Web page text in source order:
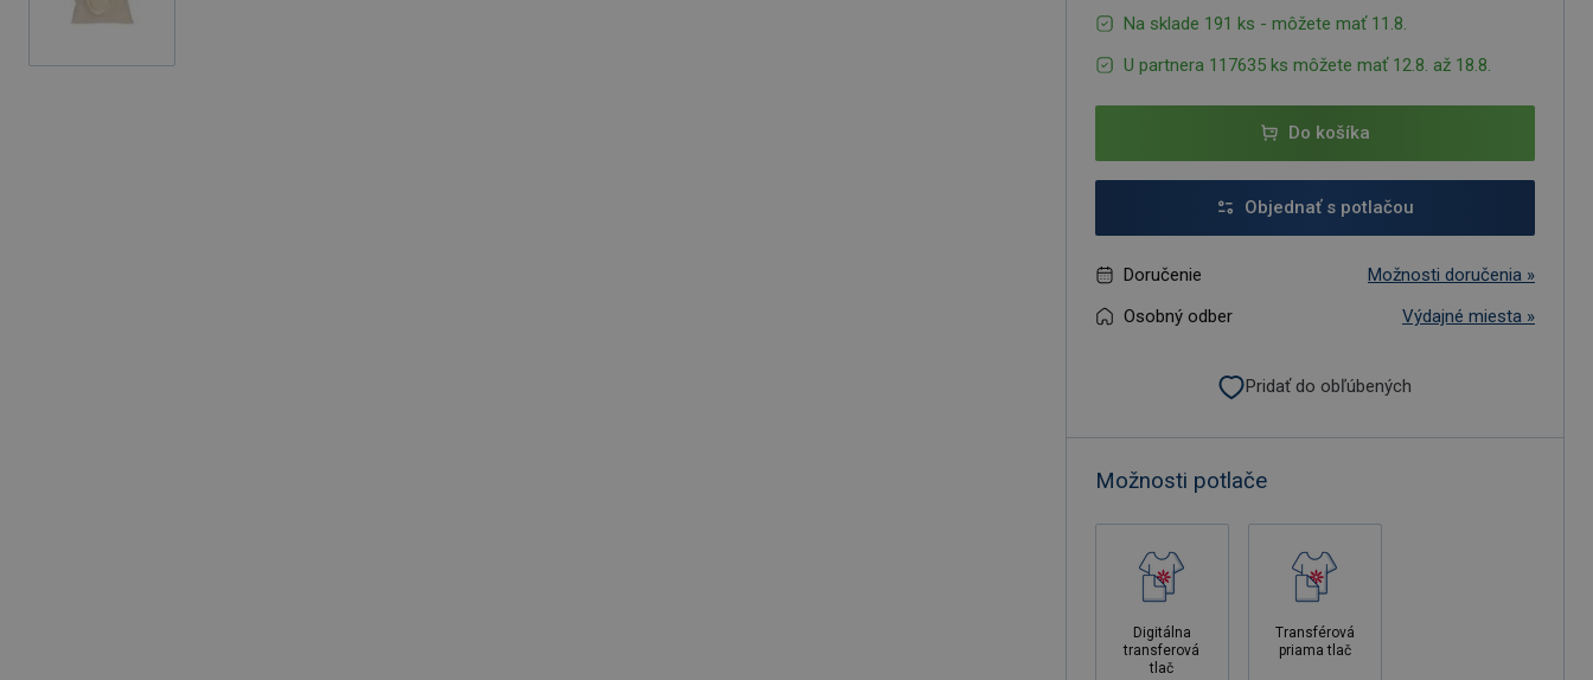
Na sklade 191 ks - môžete mať 11.8.
U partnera 117635 ks môžete mať 12.8. až 18.8.
Do košíka
Objednať s potlačou
Doručenie
Možnosti doručenia »
Osobný odber
Výdajné miesta »
Pridať do obľúbených
Možnosti potlače
Digitálna
transferová
tlač
Transférová
priama tlač